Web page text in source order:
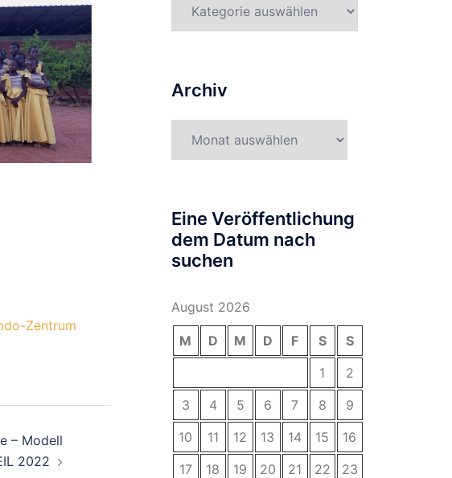
Zentrum
– Modell
2022
Archiv
Eine Veröffentlichung
dem Datum nach
suchen
August 2026
M D M D F S
S
1
2
3
4 5 6 7 8
9
10
11 12 13 14 15
16
17
18 19 20 21 22
23